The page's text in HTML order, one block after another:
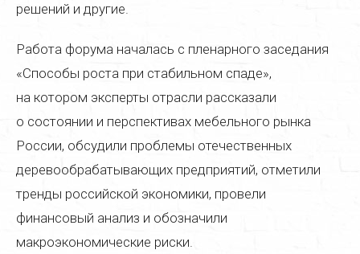
Цены
Контакты
решений и другие.
Работа форума началась с пленарного заседания
«Способы роста при стабильном спаде»,
на котором эксперты отрасли рассказали
о состоянии и перспективах мебельного рынка
России, обсудили проблемы отечественных
деревообрабатывающих предприятий, отметили
тренды российской экономики, провели
финансовый анализ и обозначили
макроэкономические риски.